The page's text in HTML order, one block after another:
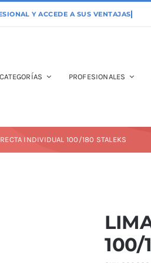
CATEGORÍAS PROFESIONALES
INDIVIDUAL 100/180 STALEKS
100/